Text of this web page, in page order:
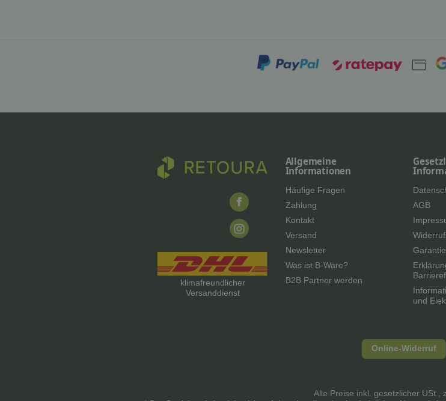
klimafreundlicher
Versanddienst
Allgemeine
Informationen
Häufige Fragen
Zahlung
Kontakt
Versand
Newsletter
Was ist B-Ware?
B2B Partner werden
AGB
Garantie
und
Online-Widerruf
Alle Preise inkl. gesetzlicher USt.,